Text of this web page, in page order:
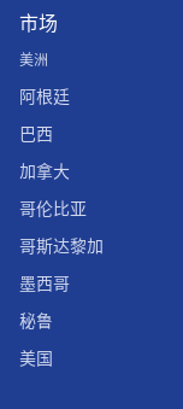
市场
美洲
阿根廷
巴西
加拿大
哥伦比亚
哥斯达黎加
墨西哥
秘鲁
美国